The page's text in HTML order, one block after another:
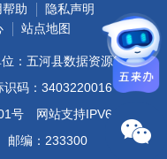
助
隐私声明
站点地图
：五河县数据资源管理局
识码：3403220016
号
网站支持IPV6
邮编：233300